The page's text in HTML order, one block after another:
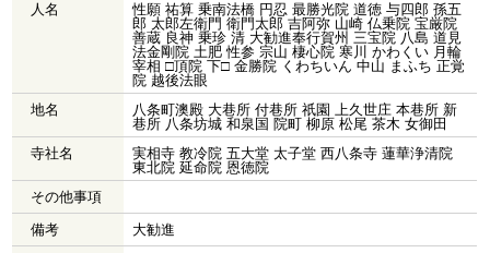
人名
性願 祐算 乗南法橋 円忍 最勝光院 道徳 与四郎 孫五
郎 太郎左衛門 衛門太郎 吉阿弥 山崎 仏乗院 宝厳院
善蔵 良神 乗珍 清 大勧進奉行賀州 三宝院 八島 道見
法金剛院 土肥 性参 宗山 棲心院 寒川 かわくい 月輪
宰相 □頂院 下□ 金勝院 くわちいん 中山 まふち 正覚
院 越後法眼
地名
八条町澳殿 大巷所 付巷所 祇園 上久世庄 本巷所 新
巷所 八条坊城 和泉国 院町 柳原 松尾 茶木 女御田
寺社名
実相寺 教冷院 五大堂 太子堂 西八条寺 蓮華浄清院
東北院 延命院 恩徳院
その他事項
備考
大勧進